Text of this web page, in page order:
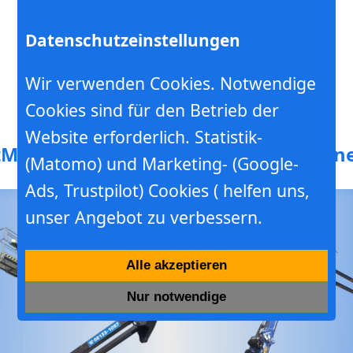
Hebebühnen- Minikranverleih
MietenWerkstattSchulung
Datenschutzeinstellungen
Wir verwenden Cookies. Notwendige
Cookies sind für den Betrieb der
Website erforderlich. Statistik-
(Matomo) und Marketing- (Google-
Ads, Trustpilot) Cookies ( helfen uns,
unser Angebot zu verbessern.
Alle akzeptieren
Nur notwendige